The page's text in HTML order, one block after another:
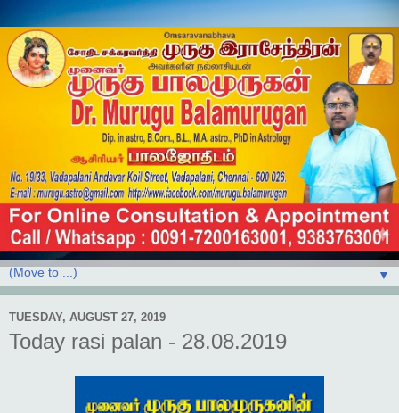
▼
TUESDAY, AUGUST 27, 2019
Today rasi palan - 28.08.2019